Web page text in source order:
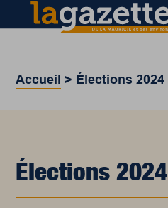
Accueil > Élections 2024
Élections 2024